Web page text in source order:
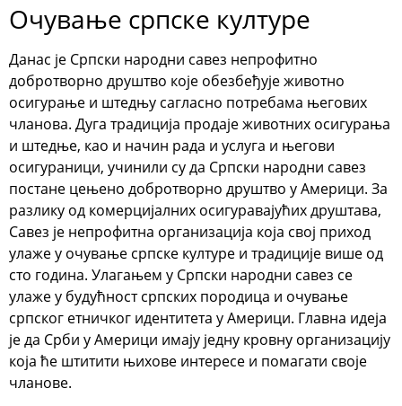
Очување српске културе
Данас је Српски народни савез непрофитно
добротворно друштво које обезбеђује животно
осигурање и штедњу сагласно потребама његових
чланова. Дуга традиција продаје животних осигурања
и штедње, као и начин рада и услуга и његови
осигураници, учинили су да Српски народни савез
постане цењено добротворно друштво у Америци. За
разлику од комерцијалних осигуравајућих друштава,
Савез је непрофитна организација која свој приход
улаже у очување српске културе и традиције више од
сто година. Улагањем у Српски народни савез се
улаже у будућност српских породица и очување
српског етничког идентитета у Америци. Главна идеја
је да Срби у Америци имају једну кровну организацију
која ће штитити њихове интересе и помагати своје
чланове.